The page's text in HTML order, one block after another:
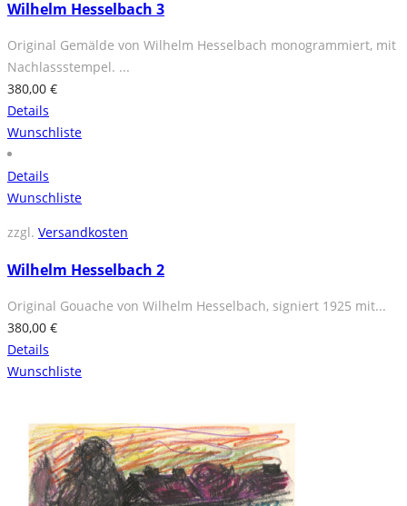
Wilhelm Hesselbach 3
Original Gemälde von Wilhelm Hesselbach monogrammiert, mit
Nachlassstempel. ...
380,00 €
Details
Wunschliste
Details
Wunschliste
zzgl. Versandkosten
Wilhelm Hesselbach 2
Original Gouache von Wilhelm Hesselbach, signiert 1925 mit...
380,00 €
Details
Wunschliste